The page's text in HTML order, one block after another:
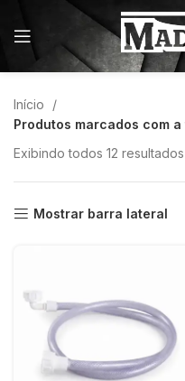
Início
Produtos marcados com
Exibindo todos 12 resultados
Mostrar barra lateral